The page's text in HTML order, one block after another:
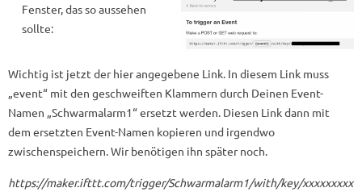
Fenster, das so aussehen
sollte:
Wichtig ist jetzt der hier angegebene Link. In diesem Link muss
„event“ mit den geschweiften Klammern durch Deinen Event-
Namen „Schwarmalarm1“ ersetzt werden. Diesen Link dann mit
dem ersetzten Event-Namen kopieren und irgendwo
zwischenspeichern. Wir benötigen ihn später noch.
https://maker.ifttt.com/trigger/Schwarmalarm1/with/key/xxxxxxxxx